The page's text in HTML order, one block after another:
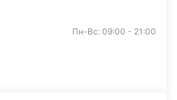
Пн-Вс: 09:00 - 21:00